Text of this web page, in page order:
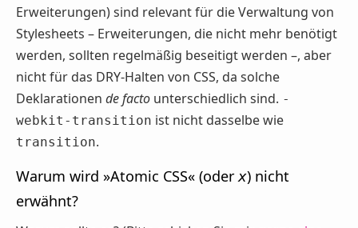
Erweiterungen) sind relevant für die Verwaltung von
Stylesheets – Erweiterungen, die nicht mehr benötigt
werden, sollten regelmäßig beseitigt werden –, aber
nicht für das DRY-Halten von CSS, da solche
Deklarationen de facto unterschiedlich sind. -
webkit-transition ist nicht dasselbe wie
transition.
Warum wird »Atomic CSS« (oderx) nicht
erwähnt?